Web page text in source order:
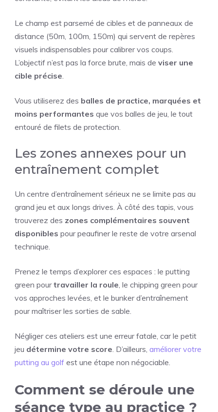
Le champ est parsemé de cibles et de panneaux de
distance (50m, 100m, 150m) qui servent de repères
visuels indispensables pour calibrer vos coups.
L’objectif n’est pas la force brute, mais de viser une
cible précise
Vous utiliserez des balles de practice, marquées et
moins performantes que vos balles de jeu, le tout
entouré de filets de protection.
Les zones annexes pour un
entraînement complet
Un centre d’entraînement sérieux ne se limite pas au
grand jeu et aux longs drives. À côté des tapis, vous
trouverez des zones complémentaires souvent
disponibles pour peaufiner le reste de votre arsenal
technique.
Prenez le temps d’explorer ces espaces : le putting
green pourtravailler la roule , le chipping green pour
vos approches levées, et le bunker d’entraînement
pour maîtriser les sorties de sable.
Négliger ces ateliers est une erreur fatale, car le petit
jeu détermine votre score . D’ailleurs, améliorer votre
putting au golf est une étape non négociable.
Comment se déroule une
séance type au practice ?